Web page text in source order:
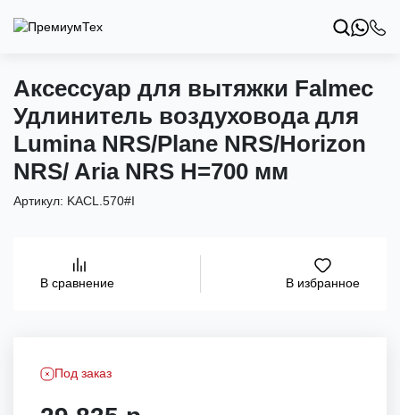
Аксессуар для вытяжки Falmec
Удлинитель воздуховода для
Lumina NRS/Plane NRS/Horizon
NRS/ Aria NRS H=700 мм
Артикул: KACL.570#I
В сравнение В избранное
Под заказ